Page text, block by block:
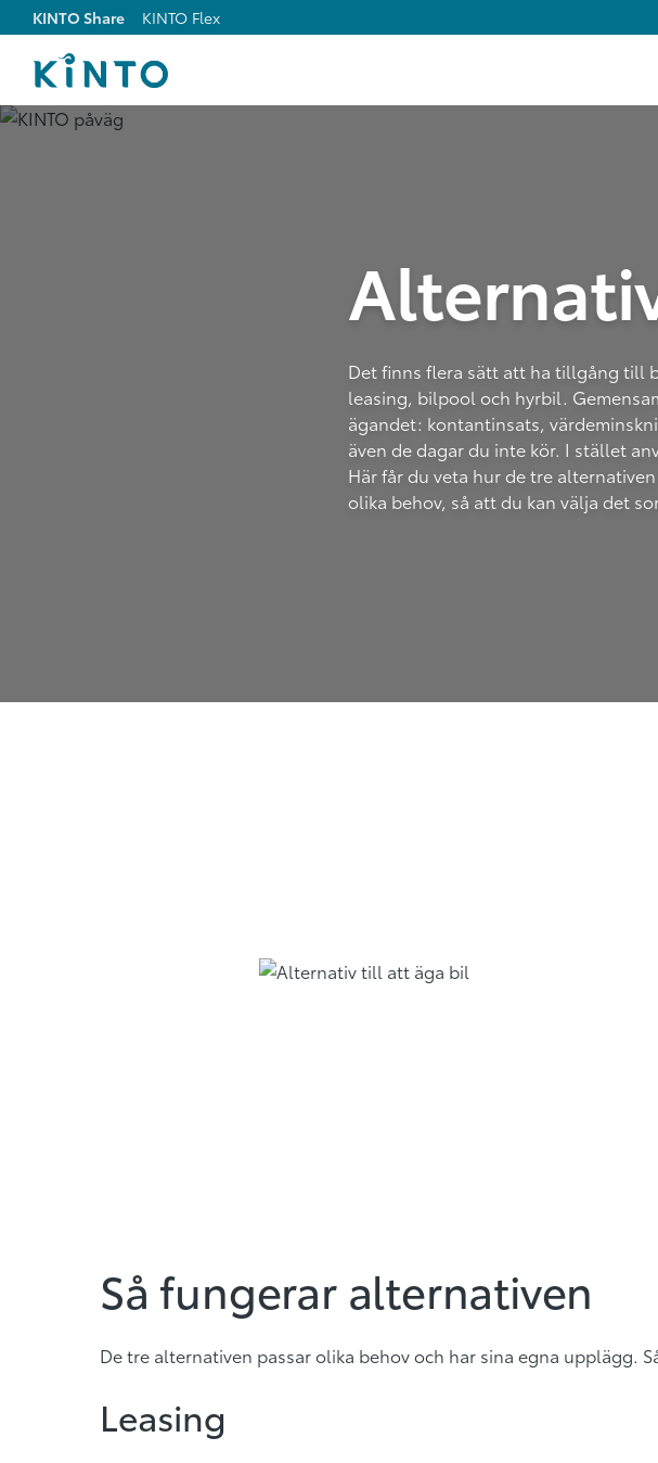
KINTO Share KINTO Flex
Det finns flera sätt att ha tillgång till
leasing, bilpool och hyrbil.
ägandet: kontantinsats,
även de dagar du inte kör. I stället
Här får du veta hur de tre
olika behov, så att du kan välja det
Så fungerar alternativen
De tre alternativen passar olika behov och har sina egna upplägg.
Leasing